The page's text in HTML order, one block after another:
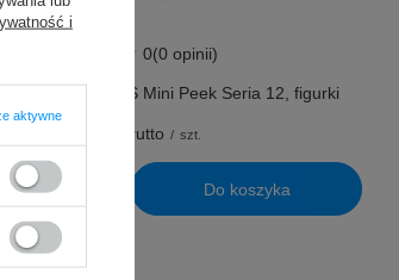
0(0 opinii)
DOORABLES Mini Peek Seria 12, figurki
brutto / szt.
Do koszyka
i
aktywne